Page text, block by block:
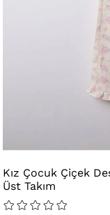
Kız Çocuk Çiçek
Üst Takım